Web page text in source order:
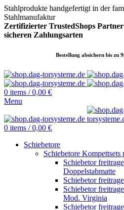
Stahlprodukte handgefertigt in der
Stahlmanufaktur
Zertifizierter TrustedShops
sicheren Zahlungsarten
Bestellung absichern bis zu
0 items / 0,00 €
Menu
0 items / 0,00 €
Schiebetore
Schiebetore
Schiebetor
Doppelstabmatte
Schiebetor
Schiebetor
Mod. Virginia
Schiebetor